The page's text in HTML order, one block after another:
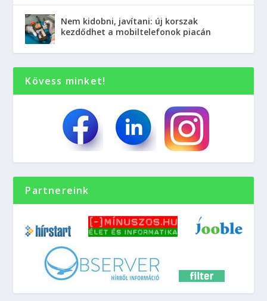
Nem kidobni, javítani: új korszak
kezdődhet a mobiltelefonok piacán
Kövess minket!
Partnereink